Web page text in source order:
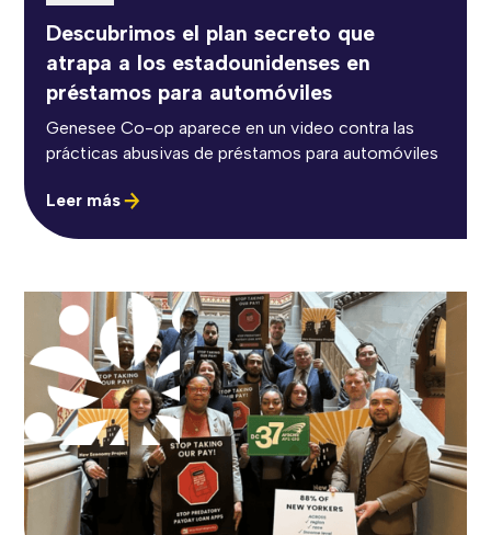
Descubrimos el plan secreto que
atrapa a los estadounidenses en
préstamos para automóviles
Genesee Co-op aparece en un video contra las
prácticas abusivas de préstamos para automóviles
Leer más